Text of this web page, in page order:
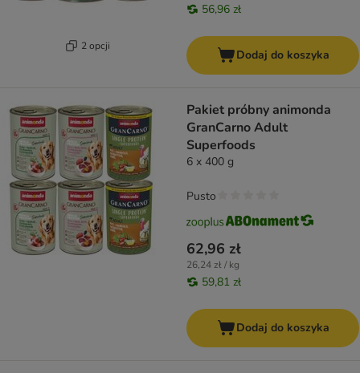
2 opcji
56,96 zł
Dodaj do koszyka
Pakiet próbny animonda
GranCarno Adult
Superfoods
6 x 400 g
62,96 zł
26,24 zł / kg
59,81 zł
Pusto
Dodaj do koszyka